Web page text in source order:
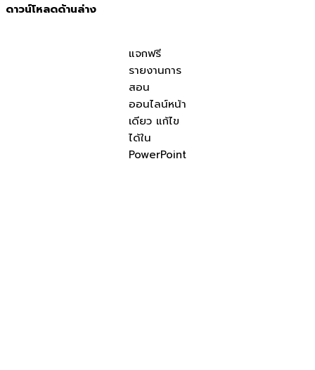
ดาวน์โหลดด้านล่าง
แจกฟรี
รายงานการ
สอน
ออนไลน์หน้า
เดียว แก้ไข
ได้ใน
PowerPoint